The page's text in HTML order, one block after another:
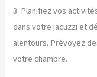
3. Planifiez vos
dans votre jacuzzi et
alentours. Prévoyez
votre chambre.